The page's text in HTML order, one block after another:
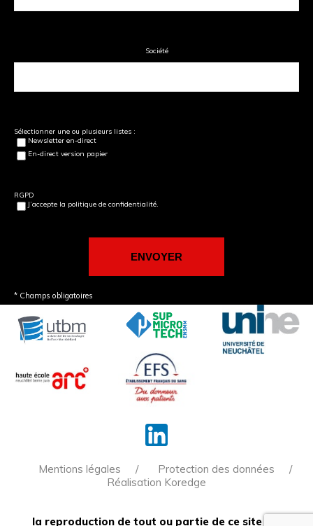
Société
Sélectionner une ou plusieurs listes :
Newsletter en-direct
En-direct version papier
RGPD
J’accepte la politique de confidentialité.
* Champs obligatoires
Mentions légales
Protection des données
Réalisation Koredge
la reproduction de tout ou partie de ce site est